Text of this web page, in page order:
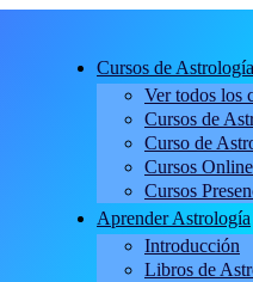
Cursos de Astrología
Ver todos los
Cursos de
Curso de
Cursos Online
Cursos
Aprender Astrología
Introducción
Libros de